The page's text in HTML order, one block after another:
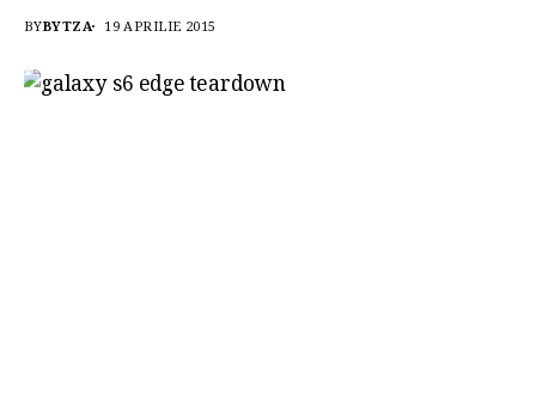
sunt cuprinse intre 20 si 50%. Din aceasta
categorii: accesorii, tablete, telefoane,
smartwatch-uri. Pt a accesa oferta completa dati
BYBYTZA 19 APRILIE 2015